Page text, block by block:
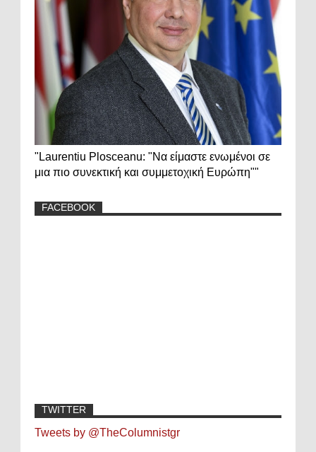
"Laurentiu Plosceanu: "Να είμαστε ενωμένοι σε
μια πιο συνεκτική και συμμετοχική Ευρώπη""
FACEBOOK
TWITTER
Tweets by @TheColumnistgr